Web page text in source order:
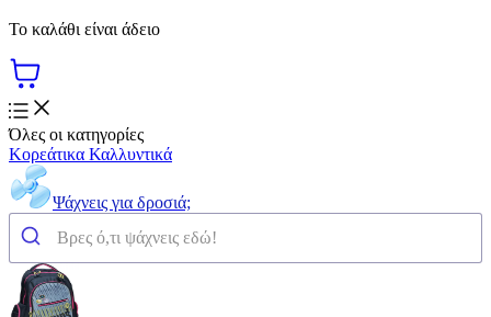
Το καλάθι είναι άδειο
Όλες οι κατηγορίες
Κορεάτικα Καλλυντικά
Ψάχνεις για δροσιά;